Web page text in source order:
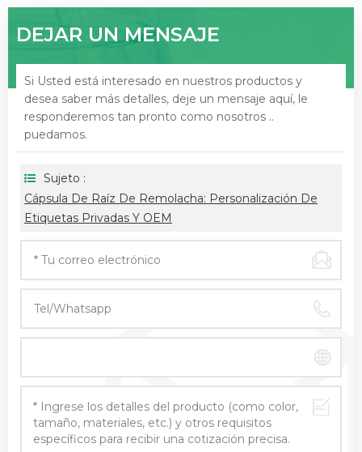
DEJAR UN MENSAJE
Si Usted está interesado en nuestros productos y
desea saber más detalles, deje un mensaje aquí, le
responderemos tan pronto como nosotros ..
puedamos.
Sujeto :
Cápsula De Raíz De Remolacha: Personalización De
Etiquetas Privadas Y OEM